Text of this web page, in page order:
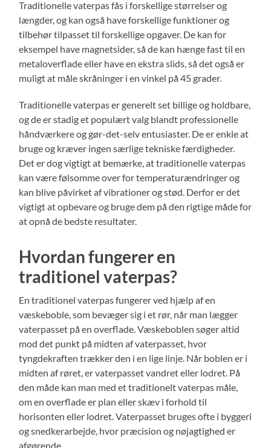
Traditionelle vaterpas fås i forskellige størrelser og
længder, og kan også have forskellige funktioner og
tilbehør tilpasset til forskellige opgaver. De kan for
eksempel have magnetsider, så de kan hænge fast til en
metaloverflade eller have en ekstra slids, så det også er
muligt at måle skråninger i en vinkel på 45 grader.
Traditionelle vaterpas er generelt set billige og holdbare,
og de er stadig et populært valg blandt professionelle
håndværkere og gør-det-selv entusiaster. De er enkle at
bruge og kræver ingen særlige tekniske færdigheder.
Det er dog vigtigt at bemærke, at traditionelle vaterpas
kan være følsomme over for temperaturændringer og
kan blive påvirket af vibrationer og stød. Derfor er det
vigtigt at opbevare og bruge dem på den rigtige måde for
at opnå de bedste resultater.
Hvordan fungerer en
traditionel vaterpas?
En traditionel vaterpas fungerer ved hjælp af en
væskeboble, som bevæger sig i et rør, når man lægger
vaterpasset på en overflade. Væskeboblen søger altid
mod det punkt på midten af vaterpasset, hvor
tyngdekraften trækker den i en lige linje. Når boblen er i
midten af røret, er vaterpasset vandret eller lodret. På
den måde kan man med et traditionelt vaterpas måle,
om en overflade er plan eller skæv i forhold til
horisonten eller lodret. Vaterpasset bruges ofte i byggeri
og snedkerarbejde, hvor præcision og nøjagtighed er
afgørende.